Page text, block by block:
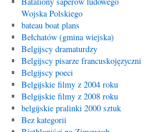
Wojska Polskiego
bateau boat plans
Bełchatów (gmina wiejska)
Belgijscy dramaturdzy
Belgijscy pisarze francuskojęzyczni
Belgijscy poeci
Belgijskie filmy z 2004 roku
Belgijskie filmy z 2008 roku
belgijskie pralinki 2000 sztuk
Bez kategorii